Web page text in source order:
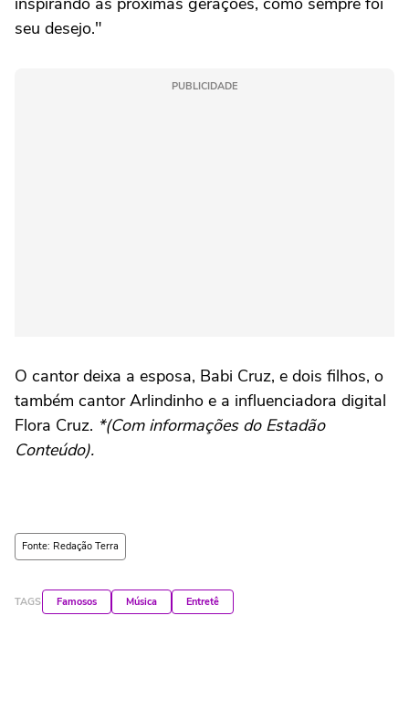
seu desejo."
PUBLICIDADE
O cantor deixa a esposa, Babi Cruz, e dois filhos, o
também cantor Arlindinho e a influenciadora digital
Flora Cruz. *(Com informações do Estadão
Conteúdo).
Fonte: Redação Terra
TAGS Famosos Música Entretê